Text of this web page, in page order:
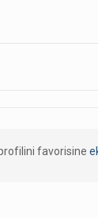
favorisine